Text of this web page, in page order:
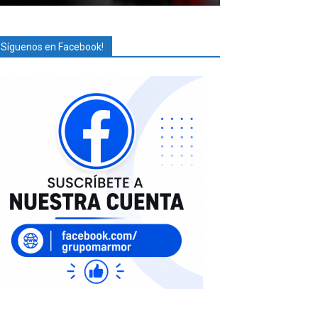
en Facebook!